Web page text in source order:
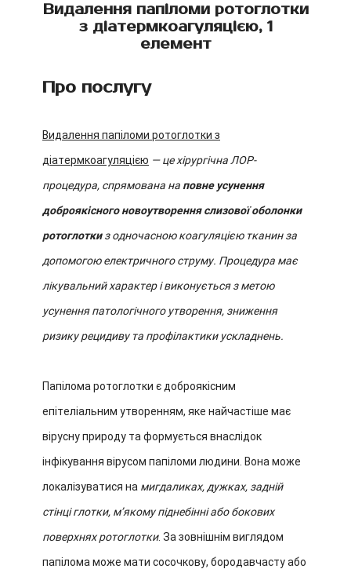
Видалення папіломи ротоглотки
з діатермкоагуляцією, 1
елемент
Про послугу
Видалення папіломи ротоглотки з
діатермкоагуляцією — це хірургічна ЛОР-
процедура, спрямована на повне усунення
доброякісного новоутворення слизової оболонки
ротоглоткиз одночасною коагуляцією тканин за
допомогою електричного струму. Процедура має
лікувальний характер і виконується з метою
усунення патологічного утворення, зниження
ризику рецидиву та профілактики ускладнень.
Папілома ротоглотки є доброякісним
епітеліальним утворенням, яке найчастіше має
вірусну природу та формується внаслідок
інфікування вірусом папіломи людини. Вона може
локалізуватися на мигдаликах, дужках, задній
стінці глотки, м’якому піднебінні або бокових
поверхнях ротоглотки. За зовнішнім виглядом
папілома може мати сосочкову, бородавчасту або